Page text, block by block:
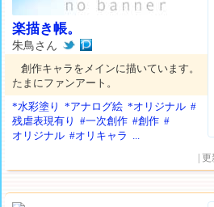
楽描き帳。
朱鳥さん
創作キャラをメインに描いています。
たまにファンアート。
*水彩塗り
*アナログ絵 *オリジナル #
残虐表現有り
#一次創作 #創作 #
オリジナル #オリキャラ ...
|